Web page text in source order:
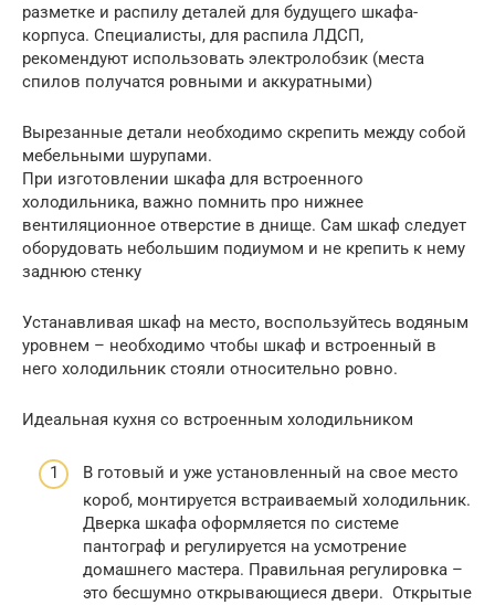
разметке и распилу деталей для будущего шкафа-
корпуса. Специалисты, для распила ЛДСП,
рекомендуют использовать электролобзик (места
спилов получатся ровными и аккуратными)
Вырезанные детали необходимо скрепить между собой
мебельными шурупами.
При изготовлении шкафа для встроенного
холодильника, важно помнить про нижнее
вентиляционное отверстие в днище. Сам шкаф следует
оборудовать небольшим подиумом и не крепить к нему
заднюю стенку
Устанавливая шкаф на место, воспользуйтесь водяным
уровнем – необходимо чтобы шкаф и встроенный в
него холодильник стояли относительно ровно.
Идеальная кухня со встроенным холодильником
В готовый и уже установленный на свое место
короб, монтируется встраиваемый холодильник.
Дверка шкафа оформляется по системе
пантограф и регулируется на усмотрение
домашнего мастера. Правильная регулировка –
это бесшумно открывающиеся двери. Открытые